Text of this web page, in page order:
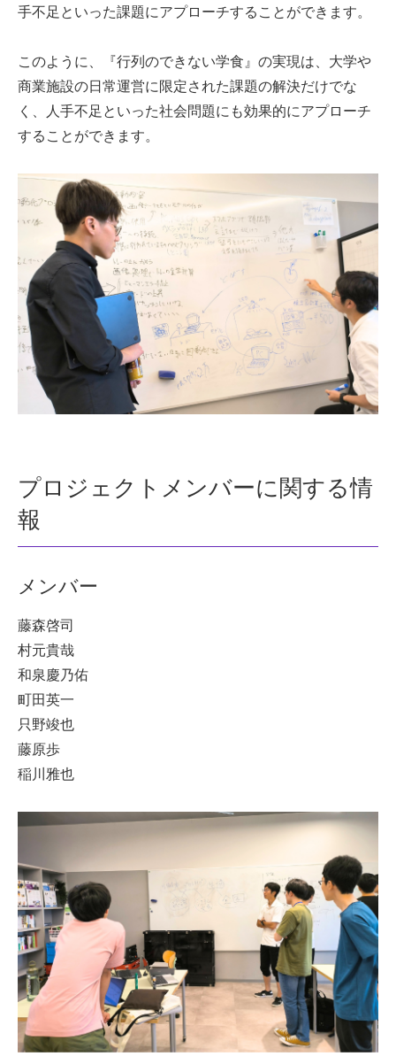
手不足といった課題にアプローチすることができます。
このように、『行列のできない学食』の実現は、大学や
商業施設の日常運営に限定された課題の解決だけでな
く、人手不足といった社会問題にも効果的にアプローチ
することができます。
プロジェクトメンバーに関する情
報
メンバー
藤森啓司
村元貴哉
和泉慶乃佑
町田英一
只野竣也
藤原歩
稲川雅也